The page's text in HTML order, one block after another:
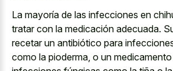
La mayoría de las infecciones en
tratar con la medicación adecuada.
recetar un antibiótico para
como la pioderma, o un